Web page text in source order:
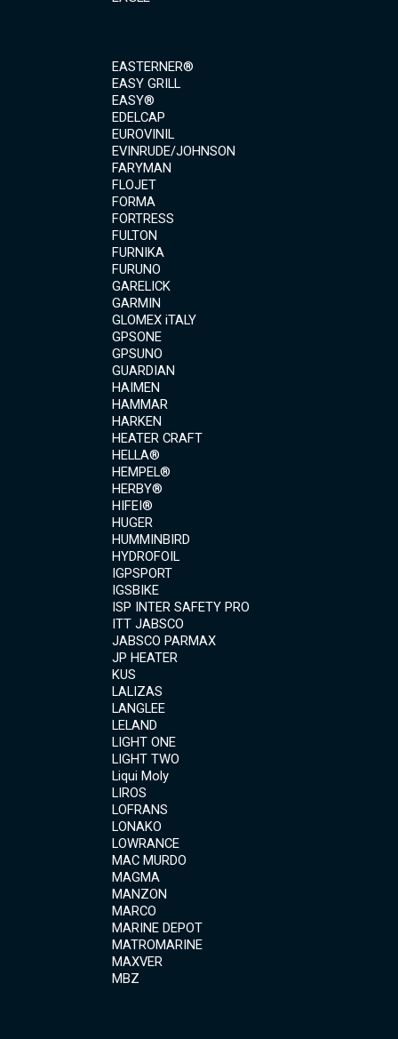
EASTERNER®
EASY GRILL
EASY®
EDELCAP
EUROVINIL
EVINRUDE/JOHNSON
FARYMAN
FLOJET
FORMA
FORTRESS
FULTON
FURNIKA
FURUNO
GARELICK
GARMIN
GLOMEX iTALY
GPSONE
GPSUNO
GUARDIAN
HAIMEN
HAMMAR
HARKEN
HEATER CRAFT
HELLA®
HEMPEL®
HERBY®
HIFEI®
HUGER
HUMMINBIRD
HYDROFOIL
IGPSPORT
IGSBIKE
ISP INTER SAFETY PRO
ITT JABSCO
JABSCO PARMAX
JP HEATER
KUS
LALIZAS
LANGLEE
LELAND
LIGHT ONE
LIGHT TWO
Liqui Moly
LIROS
LOFRANS
LONAKO
LOWRANCE
MAC MURDO
MAGMA
MANZON
MARCO
MARINE DEPOT
MATROMARINE
MAXVER
MBZ